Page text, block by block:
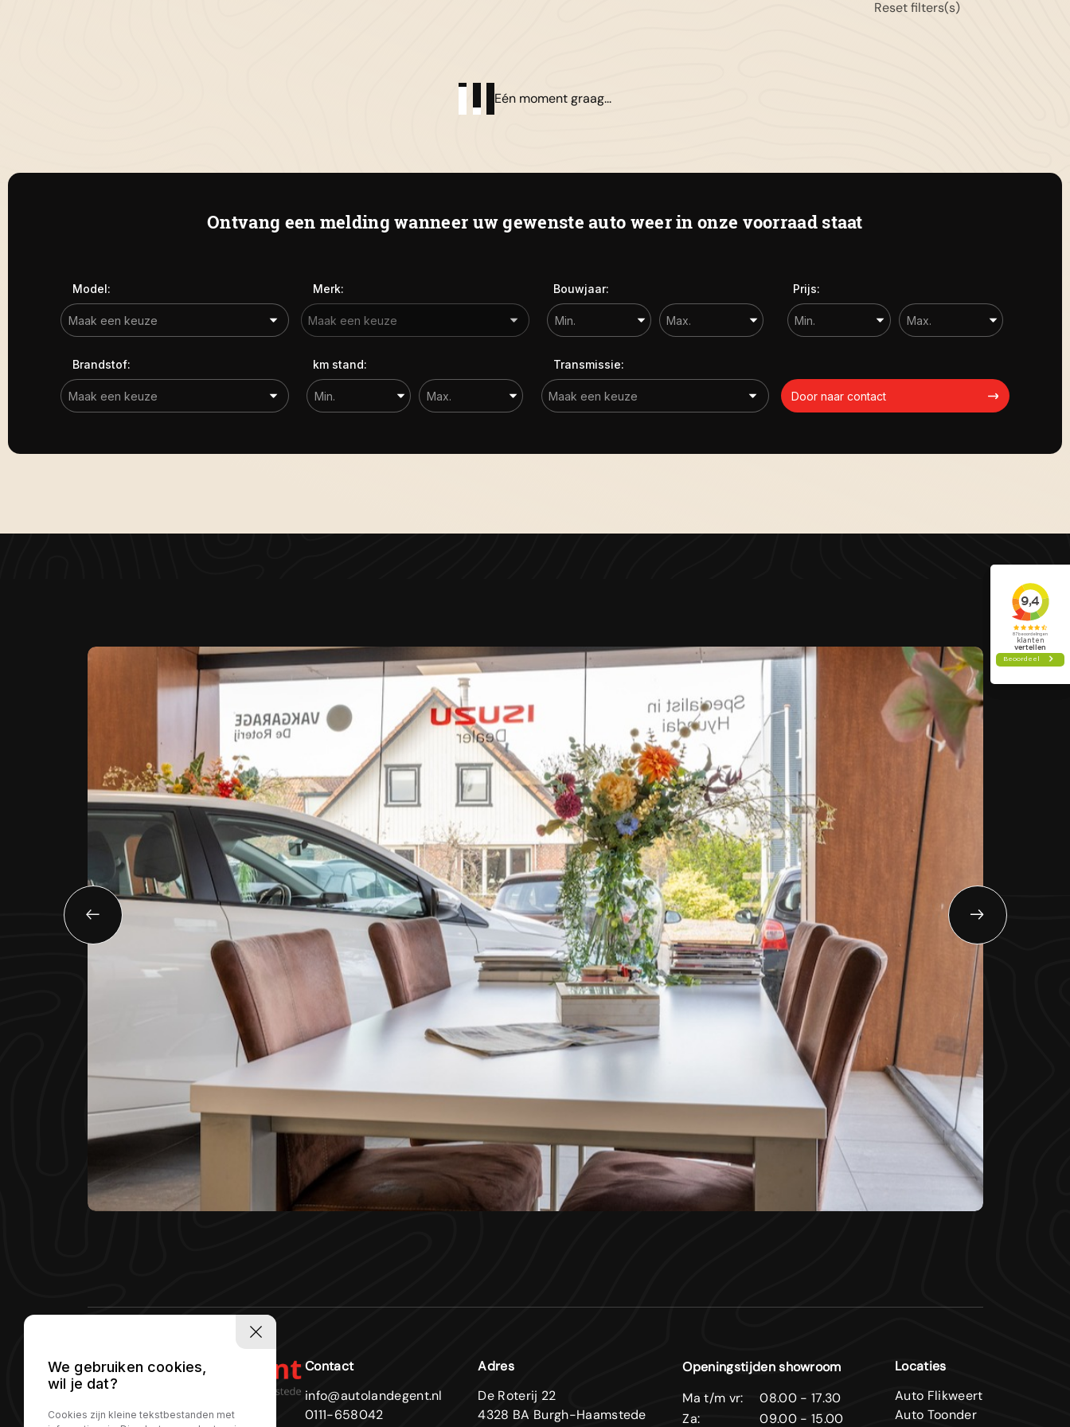
Reset filters(s)
Eén moment graag...
Ontvang een melding wanneer uw gewenste auto weer in onze voorraad staat
Model: Merk: Bouwjaar: Prijs:
Brandstof: km stand: Transmissie:
Door naar contact
Contact
info@autolandegent.nl
0111-658042
Adres
De Roterij 22
4328 BA Burgh-Haamstede
Openingstijden showroom
Ma t/m vr:
08.00 - 17.30
Za:
09.00 - 15.00
Locaties
Auto Flikweert
Auto Toonder
We gebruiken cookies,
wil je dat?
Cookies zijn kleine tekstbestanden met